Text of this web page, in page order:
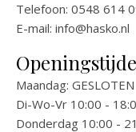
Telefoon: 0548 614
E-mail: info@hasko.nl
Maandag: GESLOTEN
Di-Wo-Vr 10:00 -
Donderdag 10:00 -